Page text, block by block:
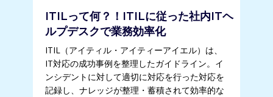
ITILって何？！ITILに従った社内ITヘ
ルプデスクで業務効率化
ITIL（アイティル・アイティーアイエル）は、
IT対応の成功事例を整理したガイドライン。イ
ンシデントに対して適切に対応を行った対応を
記録し、ナレッジが整理・蓄積されて効率的な